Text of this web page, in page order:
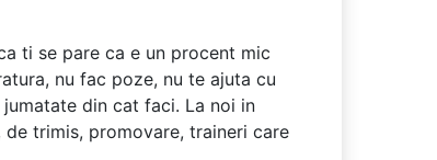
ti se pare ca e un procent mic
nu fac poze, nu te ajuta cu
din cat faci. La noi in
trimis, promovare, traineri care